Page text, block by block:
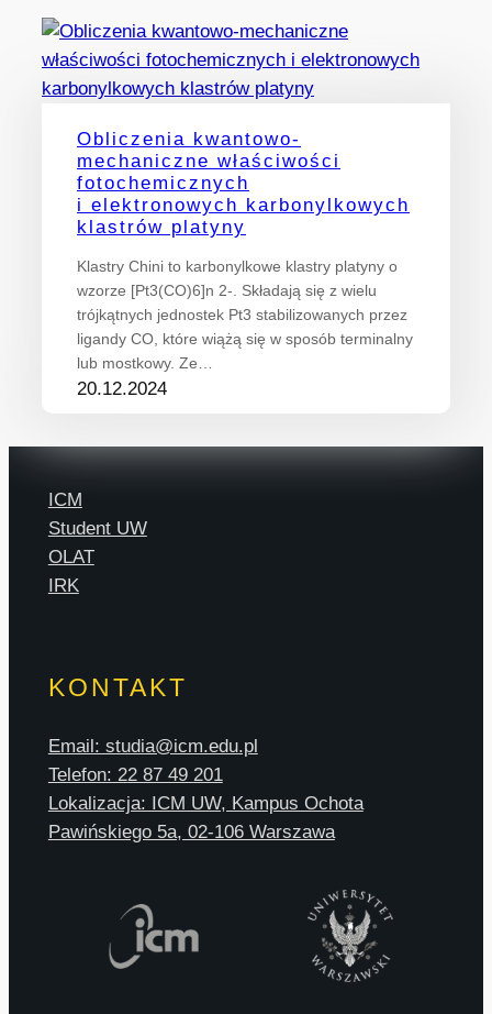
Obliczenia kwantowo-
mechaniczne właściwości
fotochemicznych
i elektronowych karbonylkowych
klastrów platyny
Klastry Chini to karbonylkowe klastry platyny o
wzorze [Pt3(CO)6]n 2-. Składają się z wielu
trójkątnych jednostek Pt3 stabilizowanych przez
ligandy CO, które wiążą się w sposób terminalny
lub mostkowy. Ze…
20.12.2024
ICM
Student UW
OLAT
IRK
KONTAKT
Email: studia@icm.edu.pl
Telefon: 22 87 49 201
Lokalizacja: ICM UW, Kampus Ochota
Pawińskiego 5a, 02-106 Warszawa